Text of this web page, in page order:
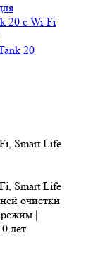
20
Smart Life
Smart Life
очистки
|
лет